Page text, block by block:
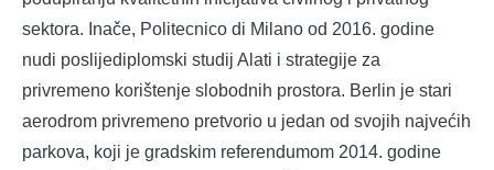
sektora. Inače, Politecnico di Milano od 2016. godine
nudi poslijediplomski studij Alati i strategije za
privremeno korištenje slobodnih prostora. Berlin je stari
aerodrom privremeno pretvorio u jedan od svojih najvećih
parkova, koji je gradskim referendumom 2014. godine